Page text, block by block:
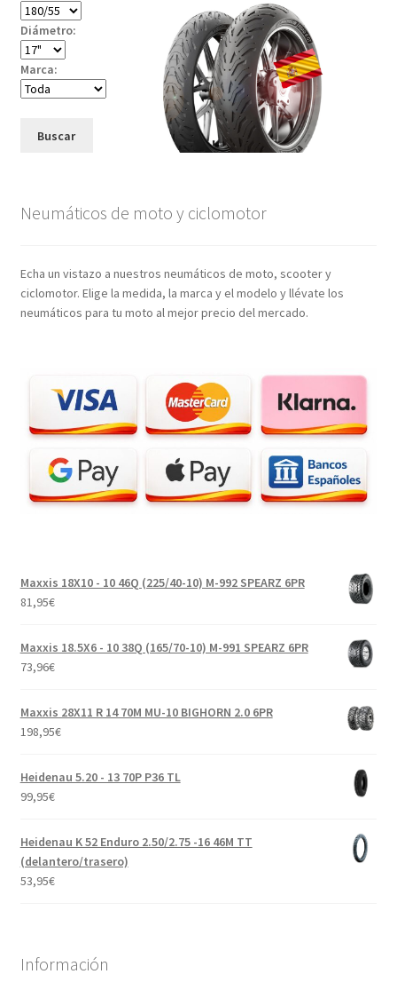
Diámetro:
Marca:
Buscar
Neumáticos de moto y ciclomotor
Echa un vistazo a nuestros neumáticos de moto, scooter y
ciclomotor. Elige la medida, la marca y el modelo y llévate los
neumáticos para tu moto al mejor precio del mercado.
Maxxis 18X10 - 10 46Q (225/40-10) M-992 SPEARZ 6PR
81,95€
Maxxis 18.5X6 - 10 38Q (165/70-10) M-991 SPEARZ 6PR
73,96€
Maxxis 28X11 R 14 70M MU-10 BIGHORN 2.0 6PR
198,95€
Heidenau 5.20 - 13 70P P36 TL
99,95€
Heidenau K 52 Enduro 2.50/2.75 -16 46M TT
(delantero/trasero)
53,95€
Información